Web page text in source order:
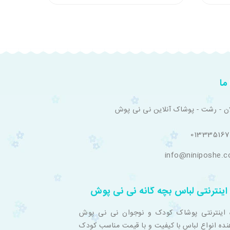
- رشت - پوشاک آنلاین نی نی پوش
اینترنتی لباس بچه گانه نی نی پوش
اینترنتی پوشاک کودک و نوجوان نی نی پوش
انواع لباس با کیفیت و با قیمت مناسب کودک